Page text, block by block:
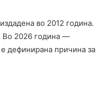
во 2012 година.
Во 2026 година —
дефинирана причина за